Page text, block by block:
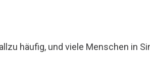
häufig, und viele Menschen in